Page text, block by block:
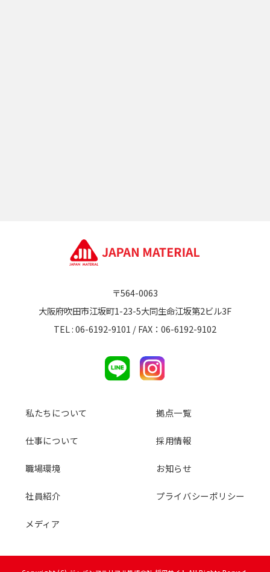
〒564-0063
大阪府吹田市江坂町1-23-5大同生命江坂第2ビル3F
TEL : 06-6192-9101 / FAX：06-6192-9102
私たちについて
仕事について
職場環境
社員紹介
メディア
拠点一覧
採用情報
お知らせ
プライバシーポリシー